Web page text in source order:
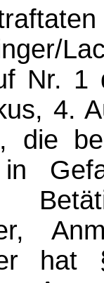
Nr.
4.
die